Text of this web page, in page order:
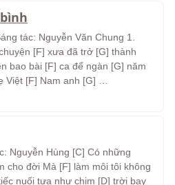
tác: Nguyễn Văn Chung 1.
[F] xưa đã trở [G] thành
bao bài [F] ca để ngàn [G] năm
Việt [F] Nam anh [G] …
Nguyễn Hùng [C] Có những
cho đời Mà [F] làm môi tôi không
nuối tựa như chim [D] trời bay